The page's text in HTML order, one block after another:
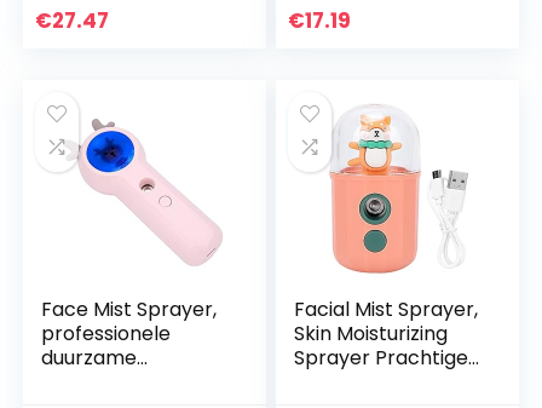
Spray Usb Opladen
€27.47 €17.19
Face Mist Sprayer,
professionele
duurzame
Facial Mist Sprayer,
Skin Moisturizing
Sprayer Prachtige